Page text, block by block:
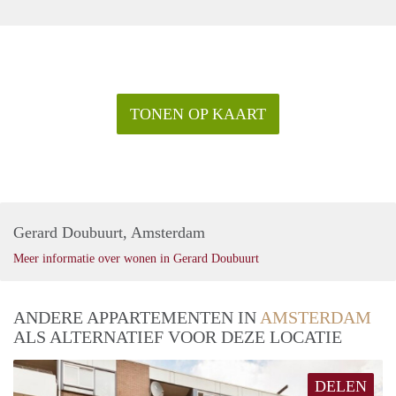
TONEN OP KAART
Gerard Doubuurt, Amsterdam
Meer informatie over wonen in Gerard Doubuurt
ANDERE APPARTEMENTEN IN AMSTERDAM
ALS ALTERNATIEF VOOR DEZE LOCATIE
DELEN